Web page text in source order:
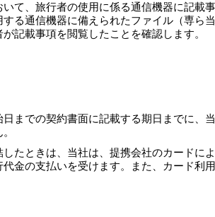
て、旅行者の使用に係る通信機器に記載
する通信機器に備えられたファイル（専ら
記載事項を閲覧したことを確認します。
までの契約書面に記載する期日までに、
たときは、当社は、提携会社のカードに
金の支払いを受けます。また、カード利